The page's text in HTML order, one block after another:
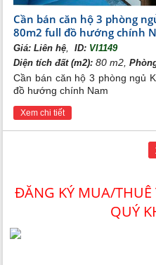
Cần bán căn hộ 3 phòng
80m2 full đồ hướng chính
Giá:Liên hệ, ID: VI1149
Diện tích đất (m2): 80 m2,
Cần bán căn hộ 3 phòng ngủ
đồ hướng chính Nam
Xem chi tiết
ĐĂNG KÝ MUA/THUÊ
QUÝ